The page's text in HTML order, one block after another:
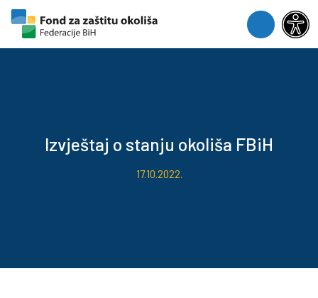
Skip to content
Skip to footer
Menu
Izvještaj o stanju okoliša FBiH
17.10.2022.